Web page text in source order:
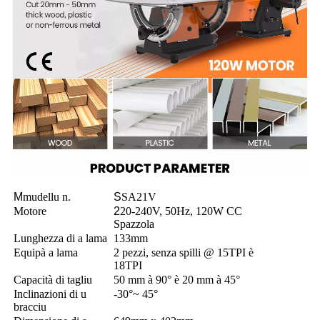
Mmudellu n. SSA21V
Motore
220-240V, 50Hz, 120W CC
Spazzola
Lunghezza di a lama
133mm
Equipà a lama
2 pezzi, senza spilli @ 15TPI è
18TPI
Capacità di tagliu
50 mm à 90° è 20 mm à 45°
Inclinazioni di u
bracciu
-30°~ 45°